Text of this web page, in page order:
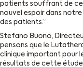
patients souffrant de
nouvel espoir dans
des patients.”
Stefano Buono,
pensons que le
clinique important pour
résultats de cette étude